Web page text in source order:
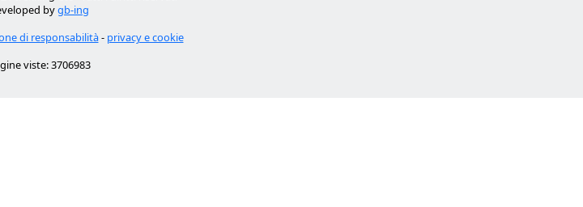
bygb-ing
di responsabilità- privacy e cookie
viste: 3706983